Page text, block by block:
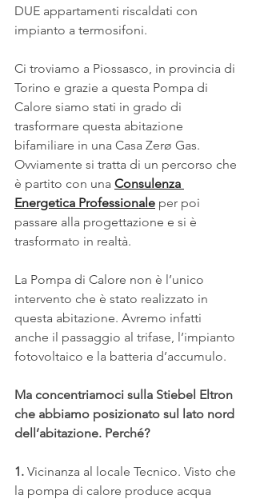
DUE appartamenti riscaldati con
impianto a termosifoni.
Ci troviamo a Piossasco, in provincia di
Torino e grazie a questa Pompa di
Calore siamo stati in grado di
trasformare questa abitazione
bifamiliare in una Casa Zerø Gas.
Ovviamente si tratta di un percorso che
è partito con una Consulenza
Energetica Professionale per poi
passare alla progettazione e si è
trasformato in realtà.
La Pompa di Calore non è l’unico
intervento che è stato realizzato in
questa abitazione. Avremo infatti
anche il passaggio al trifase, l’impianto
fotovoltaico e la batteria d’accumulo.
Ma concentriamoci sulla Stiebel Eltron
che abbiamo posizionato sul lato nord
dell’abitazione. Perché?
1. Vicinanza al locale Tecnico. Visto che
la pompa di calore produce acqua